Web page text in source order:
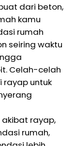
dari beton,
kamu
rumah
seiring waktu
Celah-celah
rayap untuk
akibat rayap,
rumah,